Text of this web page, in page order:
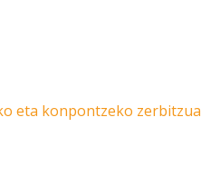
eta konpontzeko zerbitzua